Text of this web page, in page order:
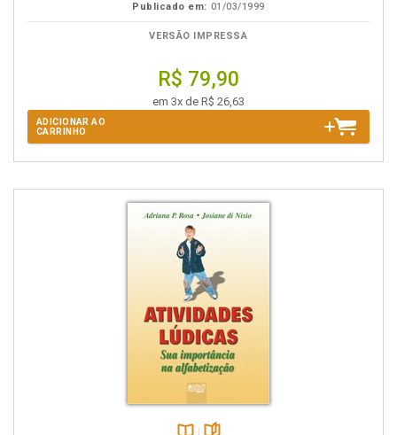
Publicado em: 01/03/1999
VERSÃO IMPRESSA
R$ 79,90
em 3x de R$ 26,63
ADICIONAR AO
CARRINHO